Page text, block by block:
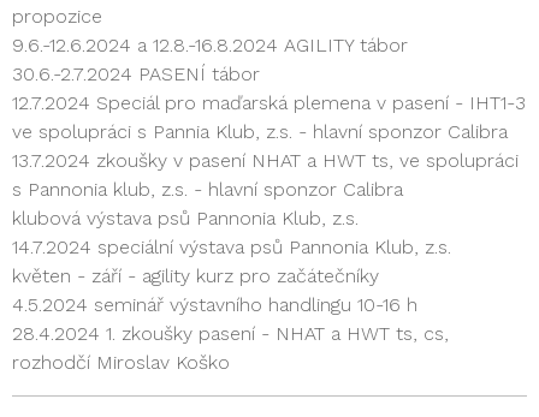
propozice
9.6.-12.6.2024 a 12.8.-16.8.2024 AGILITY tábor
30.6.-2.7.2024 PASENÍ tábor
12.7.2024 Speciál pro maďarská plemena v pasení - IHT1-3
ve spolupráci s Pannia Klub, z.s. - hlavní sponzor Calibra
13.7.2024 zkoušky v pasení NHAT a HWT ts, ve spolupráci
s Pannonia klub, z.s. - hlavní sponzor Calibra
klubová výstava psů Pannonia Klub, z.s.
14.7.2024 speciální výstava psů Pannonia Klub, z.s.
květen - září - agility kurz pro začátečníky
4.5.2024 seminář výstavního handlingu 10-16 h
28.4.2024 1. zkoušky pasení - NHAT a HWT ts, cs,
rozhodčí Miroslav Koško